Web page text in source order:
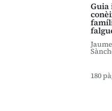
Guia
180